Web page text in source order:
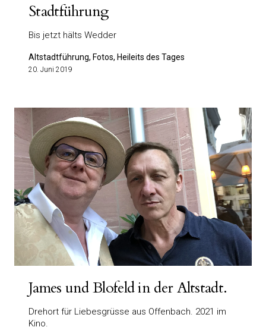
Stadtführung
Bis jetzt hälts Wedder
Altstadtführung, Fotos, Heileits des Tages
20. Juni 2019
James und Blofeld in der Altstadt.
Drehort für Liebesgrüsse aus Offenbach. 2021 im
Kino.